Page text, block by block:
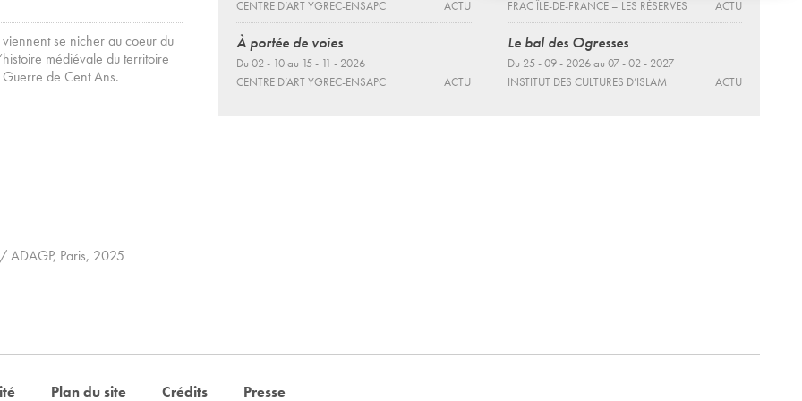
se nicher au coeur du
médiévale du territoire
de Cent Ans.
Paris, 2025
CENTRE D’ART YGREC-ENSAPC ACTU
À portée de voies
Du 02 - 10 au 15 - 11 - 2026
CENTRE D’ART YGREC-ENSAPC
ACTU
FRAC ÎLE-DE-FRANCE – LES RÉSERVES ACTU
Le bal des Ogresses
Du 25 - 09 - 2026 au 07 - 02 - 2027
INSTITUT DES CULTURES D’ISLAM
ACTU
Plan du site Crédits Presse